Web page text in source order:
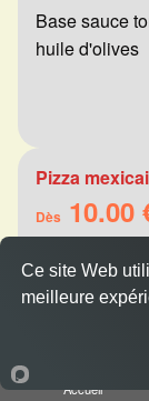
Base sauce
huile d'olives
Pizza
Dès 10.00
Base sauce
merguez,
Accueil
Ce site Web
meilleure